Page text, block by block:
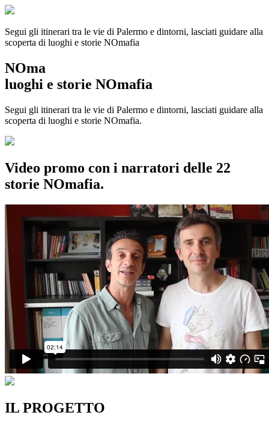
Segui gli itinerari tra le vie di Palermo e dintorni, lasciati guidare alla
scoperta di luoghi e storie NOmafia
NOma
luoghi e storie NOmafia
Segui gli itinerari tra le vie di Palermo e dintorni, lasciati guidare alla
scoperta di luoghi e storie NOmafia.
Video promo con i narratori delle 22
storie NOmafia.
IL PROGETTO